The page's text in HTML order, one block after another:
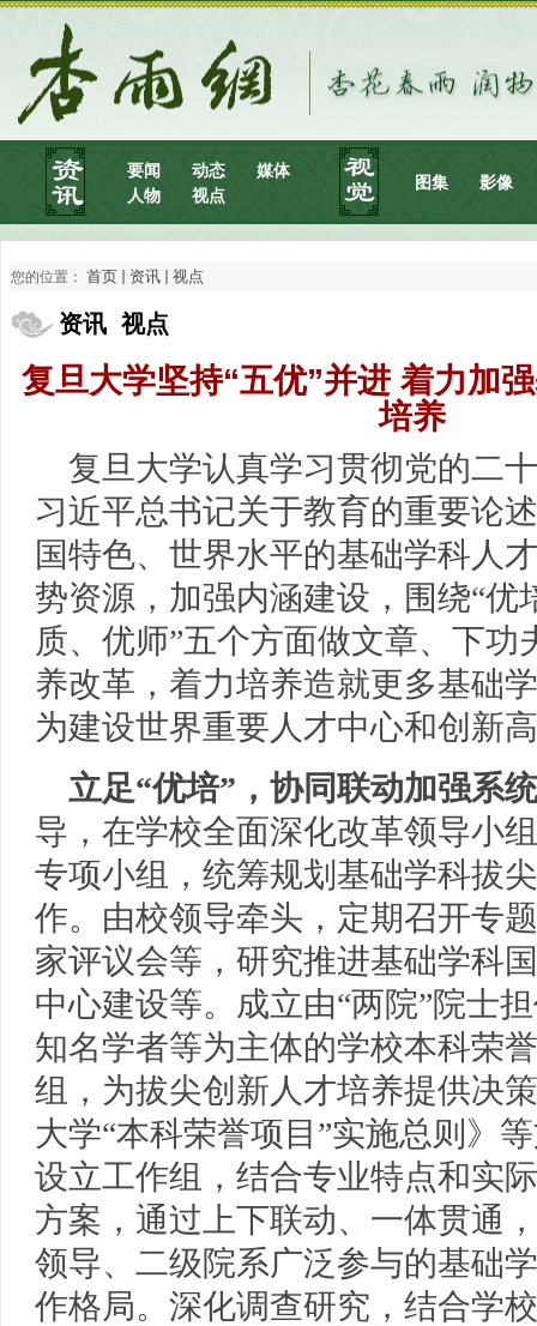
要闻 动态
媒体
人物
视点
图集 影像
您的位置： 首页 资讯 视点
资讯 视点
复旦大学坚持“五优”并进 着力加
培养
复旦大学认真学习贯彻党的二
习近平总书记关于教育的重要论
国特色、世界水平的基础学科人
势资源，加强内涵建设，围绕“优
质、优师”五个方面做文章、下功
养改革，着力培养造就更多基础
为建设世界重要人才中心和创新
立足“优培”，协同联动加强系
导，在学校全面深化改革领导小
专项小组，统筹规划基础学科拔
作。由校领导牵头，定期召开专
家评议会等，研究推进基础学科
中心建设等。成立由“两院”院士
知名学者等为主体的学校本科荣
组，为拔尖创新人才培养提供决
大学“本科荣誉项目”实施总则》
设立工作组，结合专业特点和实
方案，通过上下联动、一体贯通
领导、二级院系广泛参与的基础
作格局。深化调查研究，结合学